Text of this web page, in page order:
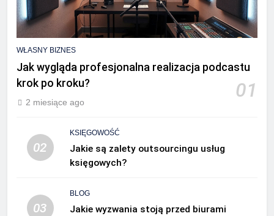
WŁASNY BIZNES
Jak wygląda profesjonalna realizacja podcastu
krok po kroku?
01
2 miesiące ago
02
KSIĘGOWOŚĆ
Jakie są zalety outsourcingu usług
księgowych?
03
BLOG
Jakie wyzwania stoją przed biurami